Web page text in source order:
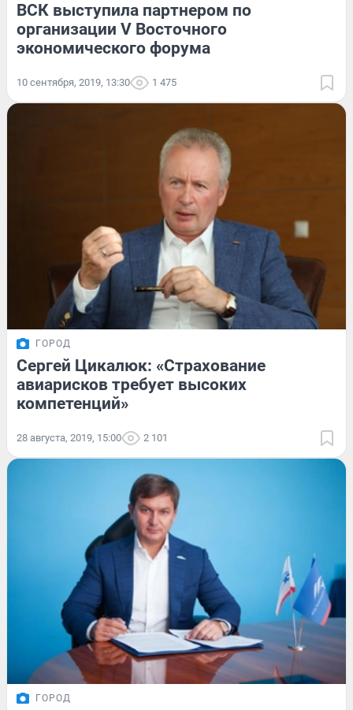
ВСК выступила партнером по
организации V Восточного
экономического форума
10 сентября, 2019, 13:30 1 475
ГОРОД
Сергей Цикалюк: «Страхование
авиарисков требует высоких
компетенций»
28 августа, 2019, 15:00 2 101
ГОРОД